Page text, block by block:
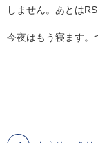
しません。あとは
今夜はもう寝ます。